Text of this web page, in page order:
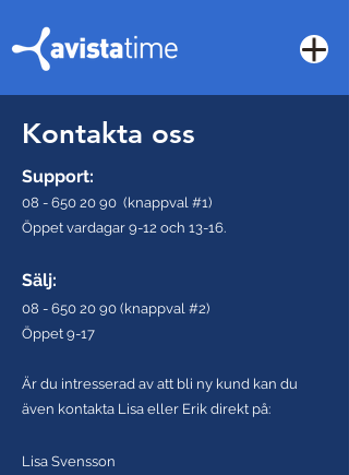
Kontakta oss
Support:
08 - 650 20 90 (knappval #1)
Öppet vardagar 9-12 och 13-16.
Sälj:
08 - 650 20 90 (knappval #2)
Öppet 9-17
Är du intresserad av att bli ny kund kan du
även kontakta Lisa eller Erik direkt på:
Lisa Svensson